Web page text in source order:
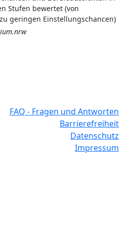
Stufen bewertet (von
geringen Einstellungschancen)
FAQ - Fragen und Antworten
Barrierefreiheit
Datenschutz
Impressum